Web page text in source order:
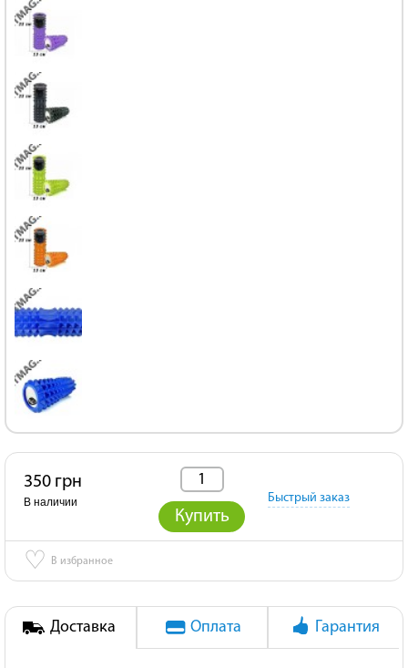
350 грн
В наличии
Купить
Быстрый заказ
♡ В избранное
Доставка Оплата Гарантия